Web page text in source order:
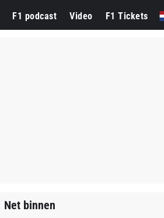
F1 podcast Video F1 Tickets
Net binnen